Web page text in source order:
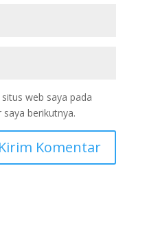
web saya pada
berikutnya.